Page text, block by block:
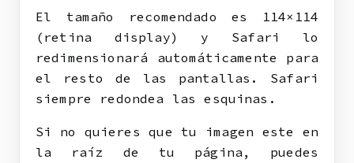
El tamaño recomendado es 114×114
(retina display) y Safari lo
redimensionará automáticamente para
el resto de las pantallas. Safari
siempre redondea las esquinas.
Si no quieres que tu imagen este en
la raíz de tu página, puedes